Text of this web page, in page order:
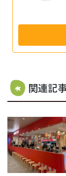
関連記